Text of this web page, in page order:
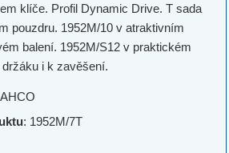
klíče. Profil Dynamic Drive. T sada
pouzdru. 1952M/10 v atraktivním
balení. 1952M/S12 v praktickém
i k zavěšení.
: 1952M/7T